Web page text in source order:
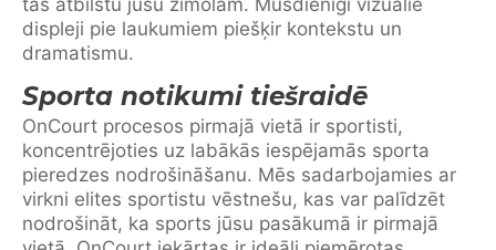
tas atbilstu jūsu zīmolam. Mūsdienīgi vizuālie
displeji pie laukumiem piešķir kontekstu un
dramatismu.
Sporta notikumi tiešraidē
OnCourt procesos pirmajā vietā ir sportisti,
koncentrējoties uz labākās iespējamās sporta
pieredzes nodrošināšanu. Mēs sadarbojamies ar
virkni elites sportistu vēstnešu, kas var palīdzēt
nodrošināt, ka sports jūsu pasākumā ir pirmajā